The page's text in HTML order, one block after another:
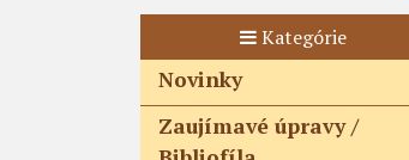
Kategórie
Novinky
Zaujímavé úpravy /